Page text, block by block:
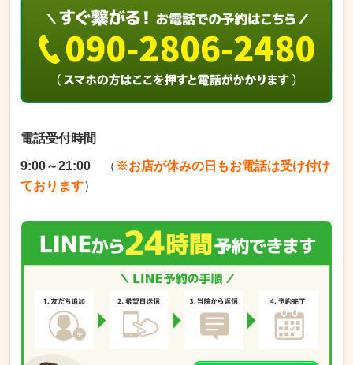
電話受付時間
9:00～21:00 （ ※お店が休みの日もお電話は受け付け
ております）